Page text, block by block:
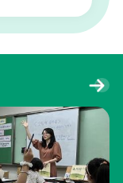
석
곶
갤
러
보